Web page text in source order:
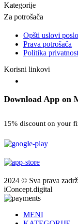
Kategorije
Za potrošača
Opšti uslovi
Prava potrošača
Politika
Korisni linkovi
Download App on
15% discount on your
2024 © Sva prava
iConcept.digital
MENI